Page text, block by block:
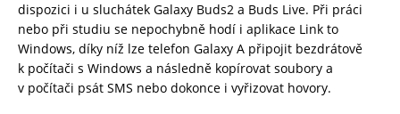
dispozici i u sluchátek Galaxy Buds2 a Buds Live. Při práci
nebo při studiu se nepochybně hodí i aplikace Link to
Windows, díky níž lze telefon Galaxy A připojit bezdrátově
k počítači s Windows a následně kopírovat soubory a
v počítači psát SMS nebo dokonce i vyřizovat hovory.